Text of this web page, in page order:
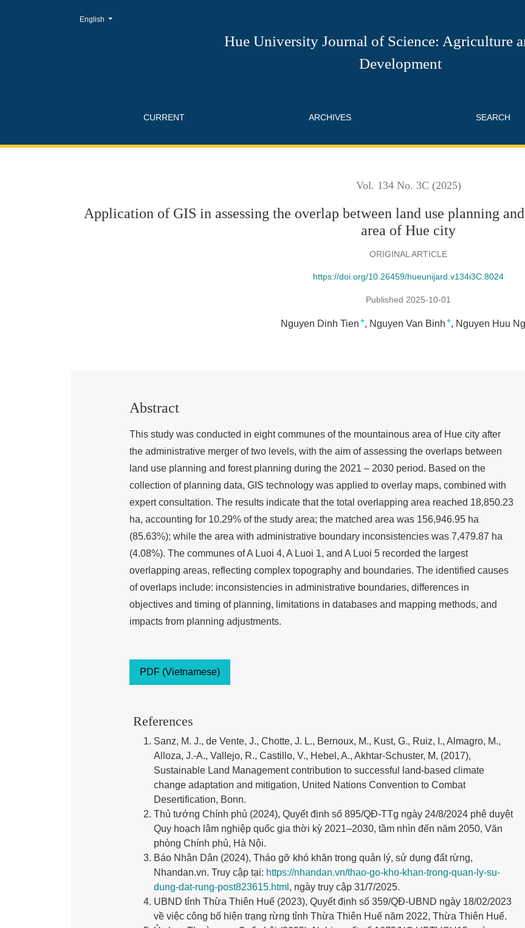
Application of GIS in assessing the overlap between land use planning and forest planning in the
Hue University Journal of Science: Agriculture
Development
CURRENT ARCHIVES SEARCH
Change the language. The current language is:
English
Vol. 134 No. 3C (2025)
Application of GIS in assessing the overlap between land use planning
area of Hue city
ORIGINAL ARTICLE
https://doi.org/10.26459/hueunijard.v134i3C.8024
Published 2025-10-01
Nguyen Dinh Tien + Nguyen Van Binh + Nguyen Huu
Abstract
This study was conducted in eight communes of the mountainous area of Hue city after
the administrative merger of two levels, with the aim of assessing the overlaps between
land use planning and forest planning during the 2021 – 2030 period. Based on the
collection of planning data, GIS technology was applied to overlay maps, combined with
expert consultation. The results indicate that the total overlapping area reached 18,850.23
ha, accounting for 10.29% of the study area; the matched area was 156,946.95 ha
(85.63%); while the area with administrative boundary inconsistencies was 7,479.87 ha
(4.08%). The communes of A Luoi 4, A Luoi 1, and A Luoi 5 recorded the largest
overlapping areas, reflecting complex topography and boundaries. The identified causes
of overlaps include: inconsistencies in administrative boundaries, differences in
objectives and timing of planning, limitations in databases and mapping methods, and
impacts from planning adjustments.
PDF (Vietnamese)
References
Sanz, M. J., de Vente, J., Chotte, J. L., Bernoux, M., Kust, G., Ruiz, I., Almagro, M.,
Alloza, J.-A., Vallejo, R., Castillo, V., Hebel, A., Akhtar-Schuster, M, (2017),
Sustainable Land Management contribution to successful land-based climate
change adaptation and mitigation, United Nations Convention to Combat
Desertification, Bonn.
Thủ tướng Chính phủ (2024), Quyết định số 895/QĐ-TTg ngày 24/8/2024 phê duyệt
Quy hoạch lâm nghiệp quốc gia thời kỳ 2021–2030, tầm nhìn đến năm 2050, Văn
phòng Chính phủ, Hà Nội.
Báo Nhân Dân (2024), Tháo gỡ khó khăn trong quản lý, sử dụng đất rừng,
Nhandan.vn. Truy cập tại: https://nhandan.vn/thao-go-kho-khan-trong-quan-ly-su-
dung-dat-rung-post823615.html , ngày truy cập 31/7/2025.
UBND tỉnh Thừa Thiên Huế (2023), Quyết định số 359/QĐ‑UBND ngày 18/02/2023
về việc công bố hiện trạng rừng tỉnh Thừa Thiên Huế năm 2022, Thừa Thiên Huế.